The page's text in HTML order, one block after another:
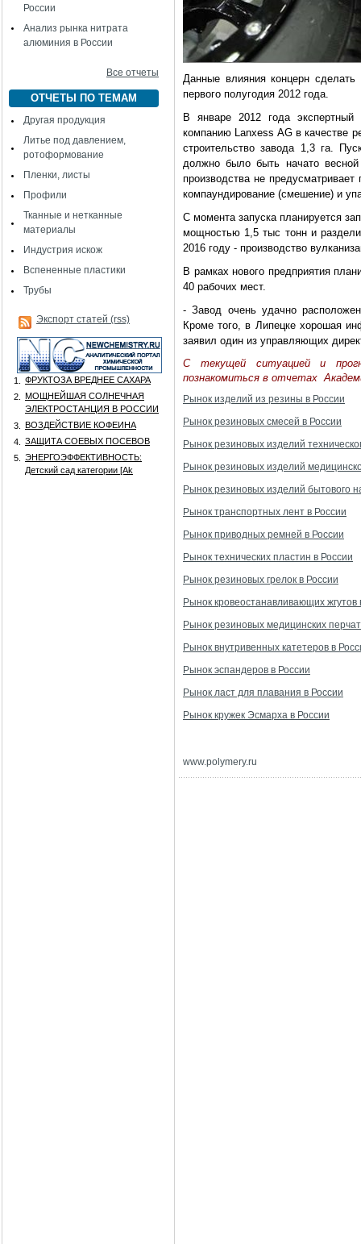
России
Анализ рынка нитрата
алюминия в России
Все отчеты
ОТЧЕТЫ ПО ТЕМАМ
Другая продукция
Литье под давлением,
ротоформование
Пленки, листы
Профили
Тканные и нетканные
материалы
Индустрия искож
Вспененные пластики
Трубы
Экспорт статей (rss)
1.
ФРУКТОЗА ВРЕДНЕЕ САХАРА
2.
МОЩНЕЙШАЯ СОЛНЕЧНАЯ
ЭЛЕКТРОСТАНЦИЯ В РОССИИ
3.
ВОЗДЕЙСТВИЕ КОФЕИНА
4.
ЗАЩИТА СОЕВЫХ ПОСЕВОВ
5.
ЭНЕРГОЭФФЕКТИВНОСТЬ:
Детский сад категории [Аk
Данные влияния концерн
первого полугодия 2012 года.
В январе 2012 года экспертный
компанию Lanxess AG в качестве
строительство завода 1,3 га.
должно было быть начато весной
производства не
компаундирование (смешение) и
С момента запуска планируется
мощностью 1,5 тыс тонн и
2016 году - производство
В рамках нового предприятия
40 рабочих мест.
- Завод очень удачно
Кроме того, в Липецке хорошая
заявил один из управляющих
С текущей ситуацией и
познакомиться в отчетах
Рынок изделий из резины в России
Рынок резиновых смесей в России
Рынок резиновых изделий
Рынок резиновых изделий
Рынок резиновых изделий бытового
Рынок транспортных лент в России
Рынок приводных ремней в России
Рынок технических пластин в России
Рынок резиновых грелок в России
Рынок кровеостанавливающих жгутов
Рынок резиновых медицинских
Рынок внутривенных катетеров в
Рынок эспандеров в России
Рынок ласт для плавания в России
Рынок кружек Эсмарха в России
www.polymery.ru